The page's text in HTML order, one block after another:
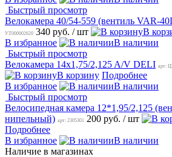
Быстрый просмотр
Велокамера 40/54-559 (вентиль VAR-
УТ000002620 340 руб. / шт В
В избранное
В наличии
Быстрый просмотр
Велокамера 14x1,75/2,125 A/V DELI арт:
В корзину Подробнее
В избранное
В наличии
Быстрый просмотр
Велосипедная камера 12*1,95/2,125
нипельный) арт: 2305301 200 руб. / шт
Подробнее
В избранное
В наличии
Наличие в магазинах